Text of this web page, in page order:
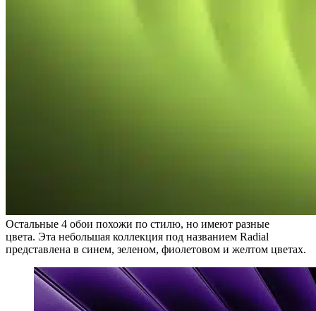
Остальные 4 обои похожи по стилю, но имеют разные
цвета. Эта небольшая коллекция под названием Radial
представлена ​​в синем, зеленом, фиолетовом и желтом цветах.